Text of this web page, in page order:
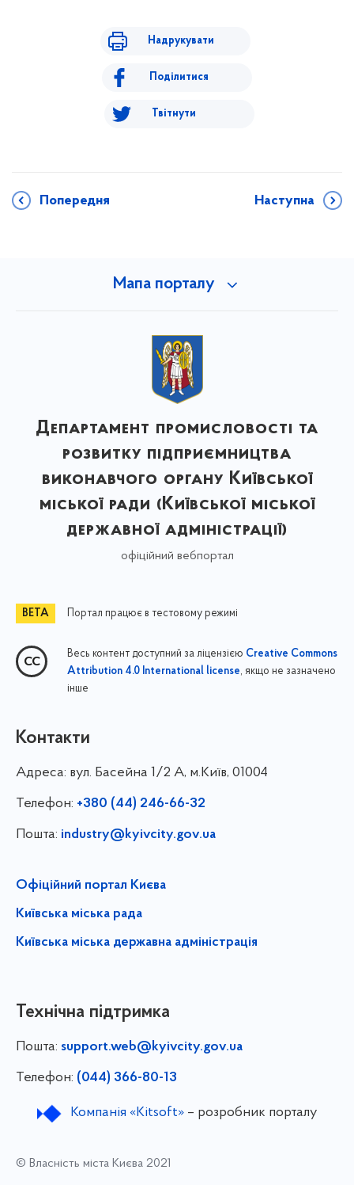
Надрукувати
Поділитися
Твітнути
Попередня Наступна
Мапа порталу
Департамент промисловості та
розвитку підприємництва
виконавчого органу Київської
міської ради (Київської міської
державної адміністрації)
офіційний вебпортал
Портал працює в тестовому режимі
Весь контент доступний за ліцензією Creative Commons
Attribution 4.0 International license, якщо не зазначено
інше
Контакти
Адреса: вул. Басейна 1/⁠2 А, м.Київ, 01004
Телефон: +380 (44) 246-66-32
Пошта: industry@kyivcity.gov.ua
Офіційний портал Києва
Київська міська рада
Київська міська державна адміністрація
Технічна підтримка
Пошта: support.web@kyivcity.gov.ua
Телефон: (044) 366-80-13
Компанія «Kitsoft»– розробник порталу
© Власність міста Києва 2021